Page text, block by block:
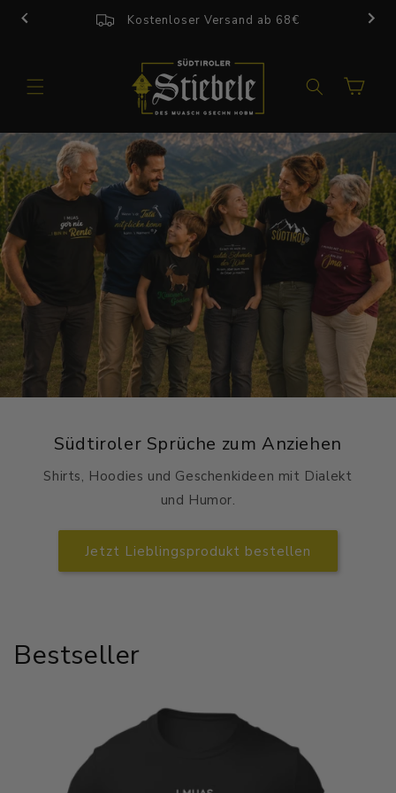
zum
Kostenloser Versand ab 68€
Warenkorb
Südtiroler Sprüche zum Anziehen
Shirts, Hoodies und Geschenkideen mit Dialekt
und Humor.
Jetzt Lieblingsprodukt bestellen
Bestseller